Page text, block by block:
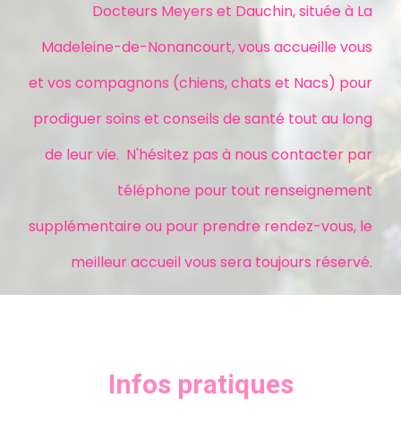
Docteurs Meyers et Dauchin, située à La
Madeleine-de-Nonancourt, vous accueille vous
et vos compagnons (chiens, chats et Nacs) pour
prodiguer soins et conseils de santé tout au long
de leur vie. N'hésitez pas à nous contacter par
téléphone pour tout renseignement
supplémentaire ou pour prendre rendez-vous, le
meilleur accueil vous sera toujours réservé.
Infos pratiques